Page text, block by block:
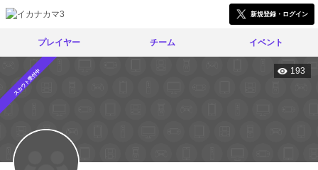
新規登録・ログイン
プレイヤー チーム イベント
スカウト受付中 193